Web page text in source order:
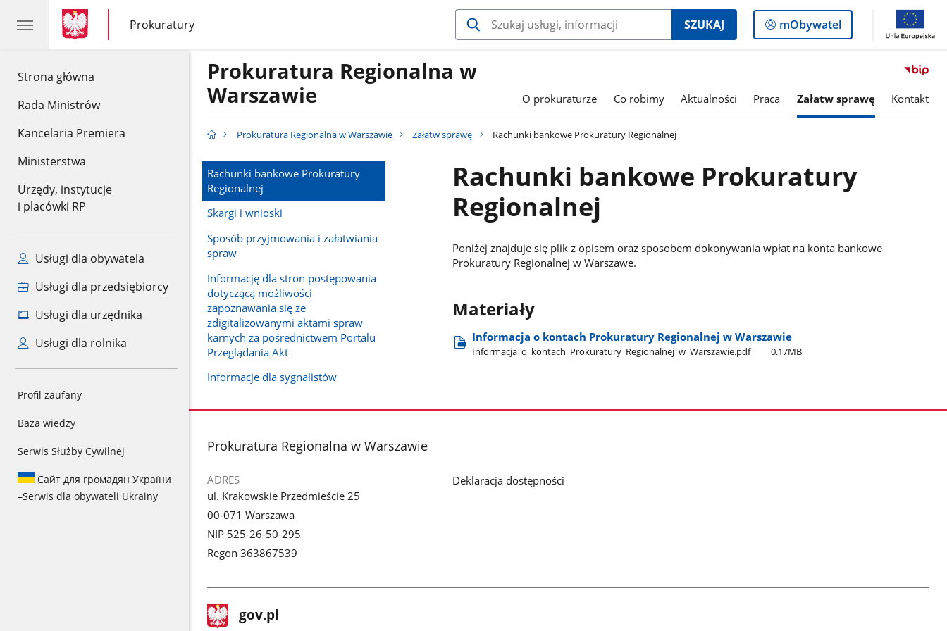
Strona główna
Rada Ministrów
Kancelaria Premiera
Ministerstwa
Urzędy, instytucje
i placówki RP
Usługi dla obywatela
Usługi dla przedsiębiorcy
Usługi dla urzędnika
Usługi dla rolnika
Profil zaufany
Baza wiedzy
Serwis Służby Cywilnej
Сайт для громадян України
–Serwis dla obywateli Ukrainy
gov.pl
gov.pl
Prokuratury
gov.pl
Prokuratury SZUKAJ
Logowanie
do
mObywatel
Prokuratura Regionalna w
Warszawie
O prokuraturze Co robimy Aktualności Praca Załatw sprawę Kontakt
Prokuratura Regionalna w Warszawie Załatw sprawę Rachunki bankowe Prokuratury Regionalnej
Rachunki bankowe Prokuratury
Regionalnej
Skargi i wnioski
Sposób przyjmowania i załatwiania
spraw
Informację dla stron postępowania
dotyczącą możliwości
zapoznawania się ze
zdigitalizowanymi aktami spraw
karnych za pośrednictwem Portalu
Przeglądania Akt
Informacje dla sygnalistów
Rachunki bankowe Prokuratury
Regionalnej
Poniżej znajduje się plik z opisem oraz sposobem dokonywania wpłat na konta bankowe
Prokuratury Regionalnej w Warszawe.
Materiały
Informacja o kontach Prokuratury Regionalnej w Warszawie
Informacja​_o​_kontach​_Prokuratury​_Regionalnej​_w​_Warszawie.pdf 0.17MB
stopka
Prokuratura Regionalna w Warszawie
ADRES
ul. Krakowskie Przedmieście 25
00-071 Warszawa
NIP 525-26-50-295
Regon 363867539
Deklaracja dostępności
stopka
gov.pl Strona
gov.pl